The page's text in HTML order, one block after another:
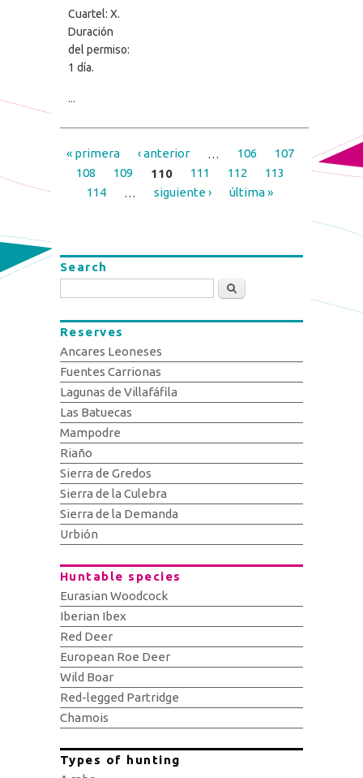
Cuartel: X.
Duración
del permiso:
1 día.
Pages
« primera ‹ anterior … 106
107
108
109 110 111 112
113
114
… siguiente › última »
Search
Search
Reserves
Ancares Leoneses
Fuentes Carrionas
Lagunas de Villafáfila
Las Batuecas
Mampodre
Riaño
Sierra de Gredos
Sierra de la Culebra
Sierra de la Demanda
Urbión
Huntable species
Eurasian Woodcock
Iberian Ibex
Red Deer
European Roe Deer
Wild Boar
Red-legged Partridge
Chamois
Types of hunting